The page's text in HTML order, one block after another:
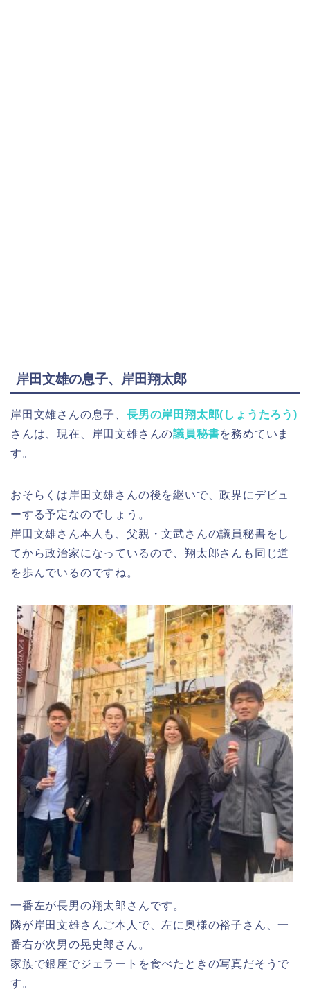
岸田文雄の息子、岸田翔太郎
岸田文雄さんの息子、 長男の岸田翔太郎(しょうたろう)
さんは、現在、岸田文雄さんの議員秘書を務めていま
す。
おそらくは岸田文雄さんの後を継いで、政界にデビュ
ーする予定なのでしょう。
岸田文雄さん本人も、父親・文武さんの議員秘書をし
てから政治家になっているので、翔太郎さんも同じ道
を歩んでいるのですね。
一番左が長男の翔太郎さんです。
隣が岸田文雄さんご本人で、左に奥様の裕子さん、一
番右が次男の晃史郎さん。
家族で銀座でジェラートを食べたときの写真だそうで
す。